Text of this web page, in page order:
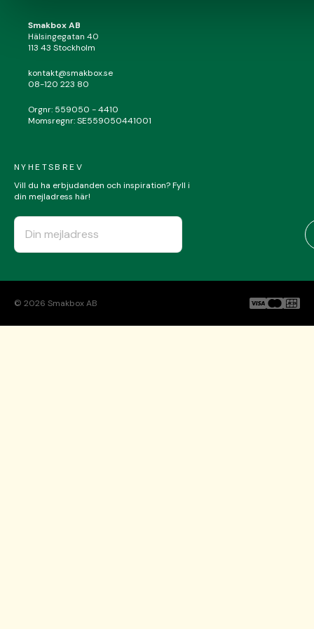
Smakbox AB
Hälsingegatan 40
113 43 Stockholm
kontakt@smakbox.se
08-120 223 80
Orgnr: 559050 - 4410
Momsregnr: SE559050441001
NYHETSBREV
Vill du ha erbjudanden och inspiration? Fyll i
din mejladress här!
© 2026 Smakbox AB